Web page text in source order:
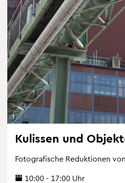
Ku­lis­sen und
Fo­to­gra­fi­sche Re­duk­tio­nen
10:00 - 17:00 Uhr